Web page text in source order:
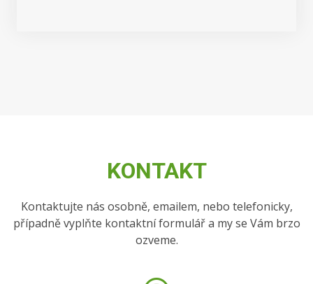
KONTAKT
Kontaktujte nás osobně, emailem, nebo telefonicky,
případně vyplňte kontaktní formulář a my se Vám brzo
ozveme.